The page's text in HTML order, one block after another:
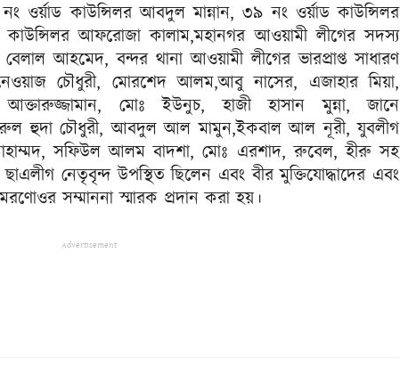
কাউন্সিলর আবদুল মান্নান, ৩৯ নং ওর্য়াড কাউন্সিলর
আফরোজা কালাম,মহানগর আওয়ামী লীগের সদস্য
বেলাল আহমেদ, বন্দর থানা আওয়ামী লীগের ভারপ্রাপ্ত সাধারণ
চৌধুরী, মোরশেদ আলম,আবু নাসের, এজাহার মিয়া,
মোঃ ইউনুচ, হাজী হাসান মুন্না, জানে
হুদা চৌধুরী, আবদুল আল মামুন,ইকবাল আল নূরী, যুবলীগ
সফিউল আলম বাদশা, মোঃ এরশাদ, রুবেল, হীরু সহ
নেতৃবৃন্দ উপস্থিত ছিলেন এবং বীর মুক্তিযোদ্ধাদের এবং
সম্মাননা স্মারক প্রদান করা হয়।
Advertisement